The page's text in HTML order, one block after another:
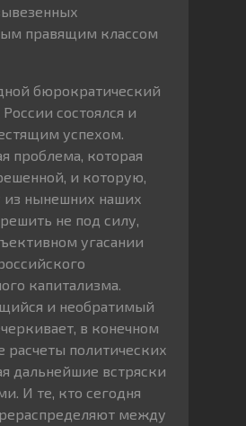
правящим классом
бюрократический
состоялся и
успехом.
проблема, которая
и которую,
нынешних наших
не под силу,
угасании
капитализма.
и необратимый
в конечном
расчеты политических
дальнейшие встряски
И те, кто сегодня
между